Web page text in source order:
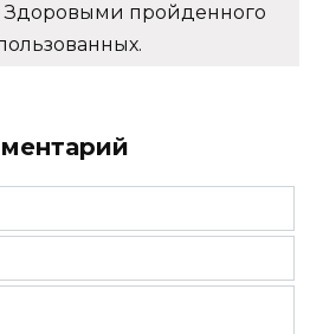
Здоровыми пройденного